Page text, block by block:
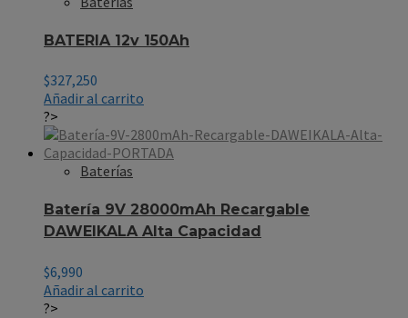
BATERIA 12v 150Ah
$327,250
Añadir al carrito
?>
Baterías
Batería 9V 28000mAh Recargable
DAWEIKALA Alta Capacidad
$6,990
Añadir al carrito
?>